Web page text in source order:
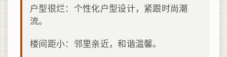
户型很烂：个性化户型设计，紧跟时尚潮
流。
楼间距小：邻里亲近，和谐温馨。